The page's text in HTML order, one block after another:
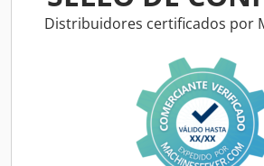
Distribuidores certificados por